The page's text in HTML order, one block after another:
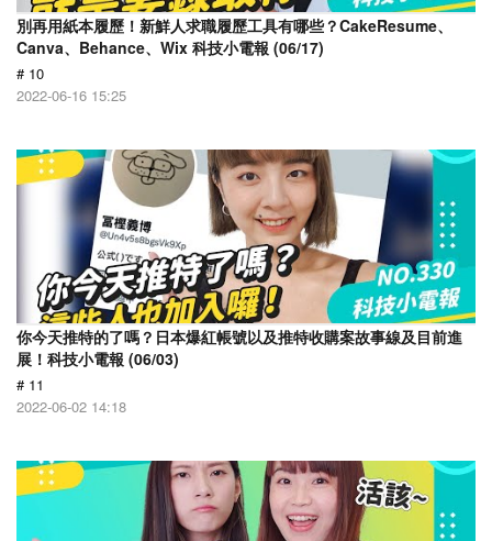
別再用紙本履歷！新鮮人求職履歷工具有哪些？CakeResume、
Canva、Behance、Wix 科技小電報 (06/17)
# 10
2022-06-16 15:25
你今天推特的了嗎？日本爆紅帳號以及推特收購案故事線及目前進
展！科技小電報 (06/03)
# 11
2022-06-02 14:18